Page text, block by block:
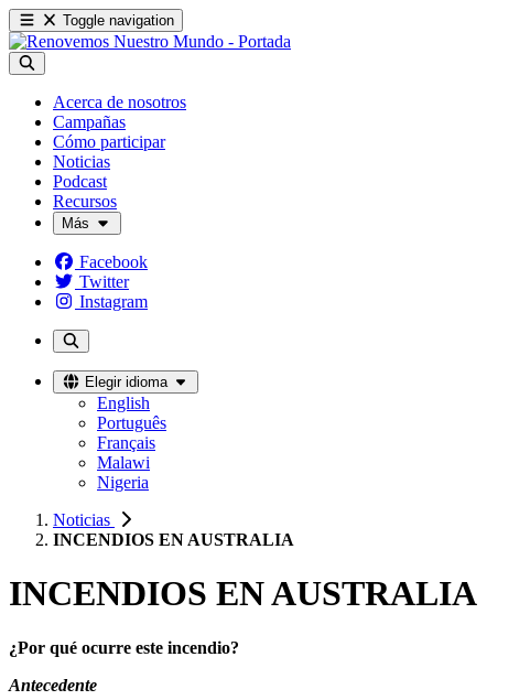
Toggle navigation
Acerca de nosotros
Campañas
Cómo participar
Noticias
Podcast
Recursos
Más
Facebook
Twitter
Instagram
Elegir idioma
English
Português
Français
Malawi
Nigeria
Noticias
INCENDIOS EN AUSTRALIA
INCENDIOS EN AUSTRALIA
¿Por qué ocurre este incendio?
Antecedente